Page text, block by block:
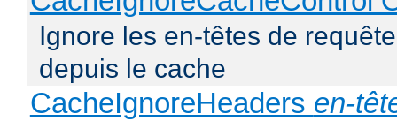
Ignore les en-têtes de
depuis le cache
CacheIgnoreHeaders en-